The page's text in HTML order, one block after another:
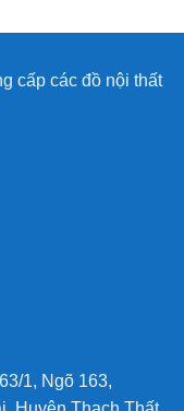
cấp các đồ nội thất
1, Ngõ 163,